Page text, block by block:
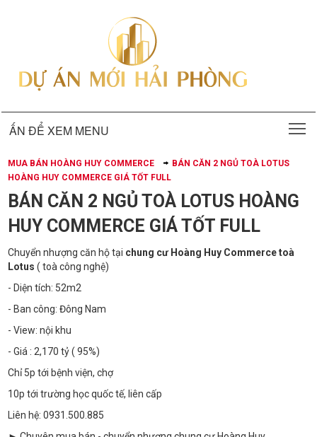
ẤN ĐỂ XEM MENU
MUA BÁN HOÀNG HUY COMMERCE
BÁN CĂN 2 NGỦ TOÀ LOTUS
HOÀNG HUY COMMERCE GIÁ TỐT FULL
BÁN CĂN 2 NGỦ TOÀ LOTUS HOÀNG
HUY COMMERCE GIÁ TỐT FULL
Chuyển nhượng căn hộ tại chung cư Hoàng Huy Commerce toà
Lotus ( toà công nghệ)
- Diện tích: 52m2
- Ban công: Đông Nam
- View: nội khu
- Giá : 2,170 tỷ ( 95%)
Chỉ 5p tới bệnh viện, chợ
10p tới trường học quốc tế, liên cấp
Liên hệ: 0931.500.885